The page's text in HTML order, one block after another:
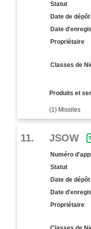
Statut
Date de dépôt
Date
Propriétaire
Classes de
Produits et
(1) Missiles
11. JSOW
Numéro
Statut
Date de dépôt
Date
Propriétaire